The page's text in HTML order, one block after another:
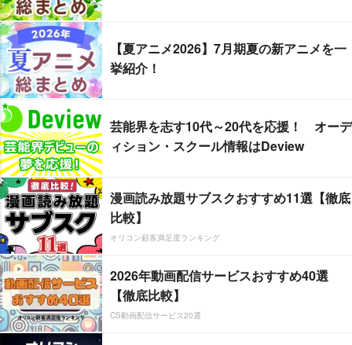
【夏アニメ2026】7月期夏の新アニメを一
挙紹介！
芸能界を志す10代～20代を応援！ オーデ
ィション・スクール情報はDeview
漫画読み放題サブスクおすすめ11選【徹底
比較】
オリコン顧客満足度ランキング
2026年動画配信サービスおすすめ40選
【徹底比較】
CS動画配信サービス20選